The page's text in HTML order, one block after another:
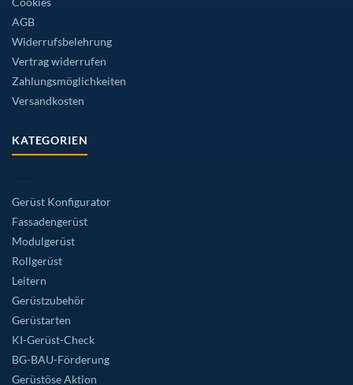
AGB
Widerrufsbelehrung
Vertrag widerrufen
Zahlungsmöglichkeiten
Versandkosten
KATEGORIEN
Gerüst Konfigurator
Fassadengerüst
Modulgerüst
Rollgerüst
Leitern
Gerüstzubehör
Gerüstarten
KI-Gerüst-Check
BG-BAU-Förderung
Gerüstöse Aktion